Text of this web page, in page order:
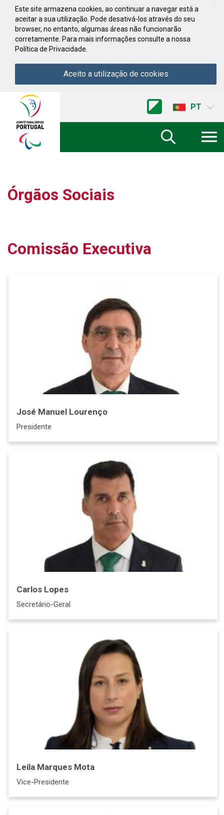
Saltar para conteúdo
Este site armazena cookies, ao continuar a navegar está a
aceitar a sua utilização. Pode desativá-los através do seu
browser, no entanto, algumas áreas não funcionarão
corretamente. Para mais informações consulte a nossa
Política de Privacidade.
Aceito a utilização de cookies
Comite
Paralimpico
Portugal
PT
Órgãos Sociais
Comissão Executiva
José Manuel Lourenço
Presidente
Carlos Lopes
Secretário-Geral
Leila Marques Mota
Vice-Presidente